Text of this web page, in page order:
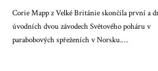
Corie Mapp z Velké Británie skončila první a
úvodních dvou závodech Světového poháru v
parabobových spřeženích v Norsku.…